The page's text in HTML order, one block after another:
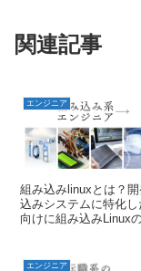
関連記事
エンジニア
組み込みlinuxとは？
込みシステムに特化
向けに組み込みLinux
エンジニア